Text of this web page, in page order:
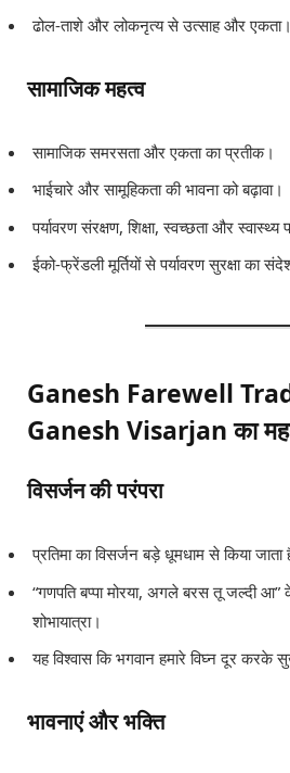
ढोल-ताशे और लोकनृत्य से उत्साह और एकता।
सामाजिक महत्व
सामाजिक समरसता और एकता का प्रतीक।
भाईचारे और सामूहिकता की भावना को बढ़ावा।
पर्यावरण संरक्षण, शिक्षा, स्वच्छता और
ईको-फ्रेंडली मूर्तियों से पर्यावरण सुरक्षा का
Ganesh Farewell
Ganesh Visarjan का
विसर्जन की परंपरा
प्रतिमा का विसर्जन बड़े धूमधाम से किया जाता
“गणपति बप्पा मोरया, अगले बरस तू जल्दी
शोभायात्रा।
यह विश्वास कि भगवान हमारे विघ्न दूर करके
भावनाएं और भक्ति